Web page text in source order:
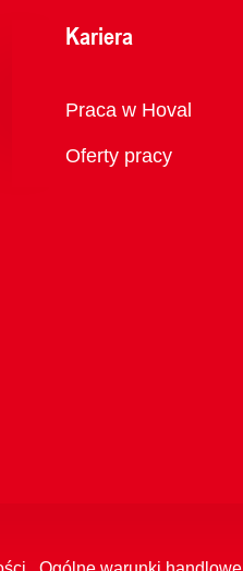
Kariera
Przegląd
Praca w Hoval
Oferty pracy